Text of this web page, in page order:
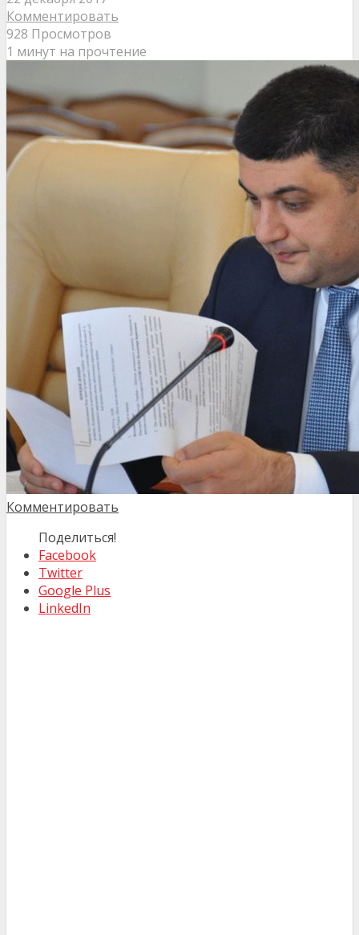
Комментировать
928 Просмотров
1 минут на прочтение
Комментировать
Поделиться!
Facebook
Twitter
Google Plus
LinkedIn